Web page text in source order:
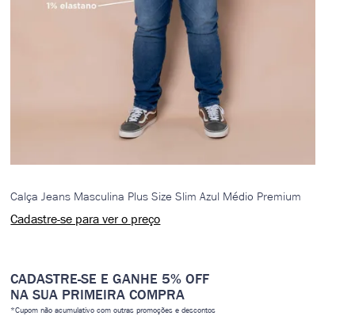
Calça Jeans Masculina Plus Size Slim Azul Médio Premium
Cadastre-se para ver o preço
CADASTRE-SE E GANHE 5% OFF
NA SUA PRIMEIRA COMPRA
*Cupom não acumulativo com outras promoções e descontos